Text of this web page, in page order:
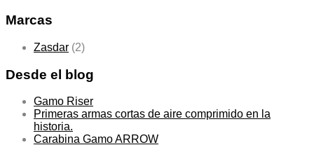
Marcas
Zasdar (2)
Desde el blog
Gamo Riser
Primeras armas cortas de aire comprimido en la
historia.
Carabina Gamo ARROW